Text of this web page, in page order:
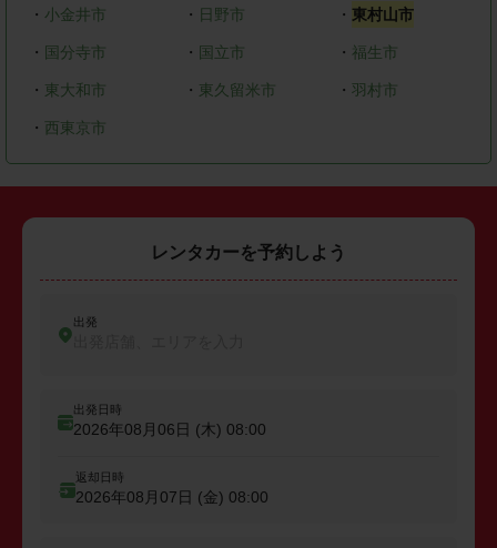
・ 小金井市 ・ 日野市 ・ 東村山市
・ 国分寺市 ・ 国立市 ・ 福生市
・ 東大和市 ・ 東久留米市 ・羽村市
・ 西東京市
レンタカーを予約しよう
出発
出発日時
2026年08月06日 (木) 08:00
返却日時
2026年08月07日 (金) 08:00